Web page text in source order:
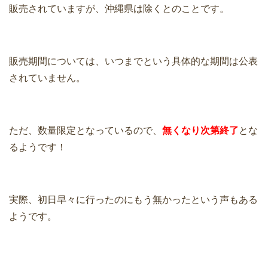
販売されていますが、沖縄県は除くとのことです。
販売期間については、いつまでという具体的な期間は公表
されていません。
ただ、数量限定となっているので、 無くなり次第終了とな
るようです！
実際、初日早々に行ったのにもう無かったという声もある
ようです。